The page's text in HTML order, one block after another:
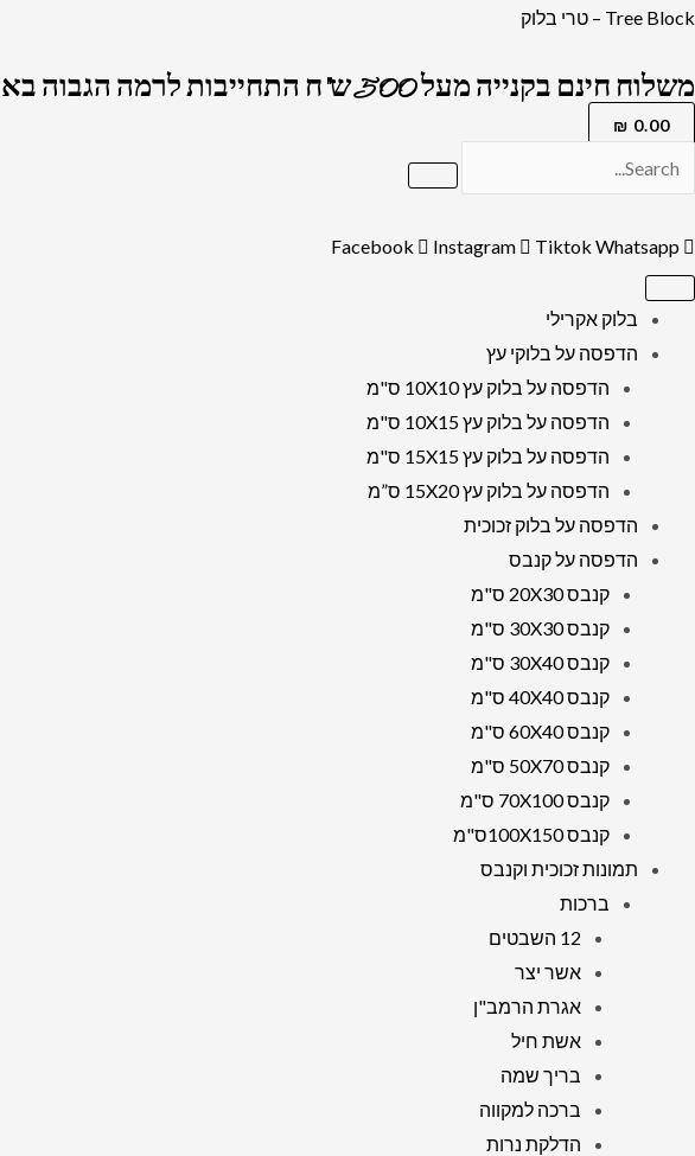
דילוג
Tree Block – טרי בלוק
משלוח חינם בקנייה מעל 500 ש"ח התחייבות לרמה הגבוה בארץ !
0.00
₪
Facebook Instagram Tiktok Whatsapp
בלוק אקרילי
הדפסה על בלוקי עץ
הדפסה על בלוק עץ 10X10 ס"מ
הדפסה על בלוק עץ 10X15 ס"מ
הדפסה על בלוק עץ 15X15 ס"מ
הדפסה על בלוק עץ 15X20 ס”מ
הדפסה על בלוק זכוכית
הדפסה על קנבס
קנבס 20X30 ס"מ
קנבס 30X30 ס"מ
קנבס 30X40 ס"מ
קנבס 40X40 ס"מ
קנבס 60X40 ס"מ
קנבס 50X70 ס"מ
קנבס 70X100 ס"מ
קנבס 100X150ס"מ
תמונות זכוכית וקנבס
ברכות
12 השבטים
אשר יצר
אגרת הרמב"ן
אשת חיל
בריך שמה
ברכה למקווה
הדלקת נרות